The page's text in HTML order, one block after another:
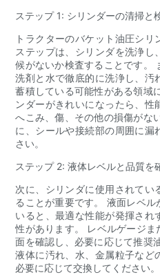
ステップ 1: シリンダーの清掃と
トラクターのバケット油圧シ
ステップは、シリンダを洗浄
候がないか検査することです。
洗剤と水で徹底的に洗浄し、汚
蓄積している可能性がある領域
ンダーがきれいになったら、性
へこみ、傷、その他の損傷がな
に、シールや接続部の周囲に漏
さい。
ステップ 2: 液体レベルと品質を
次に、シリンダに使用されてい
ることが重要です。 液面レベ
いると、最適な性能が発揮され
性があります。 レベルゲージ
面を確認し、必要に応じて推奨
液体に汚れ、水、金属粒子など
必要に応じて交換してください。